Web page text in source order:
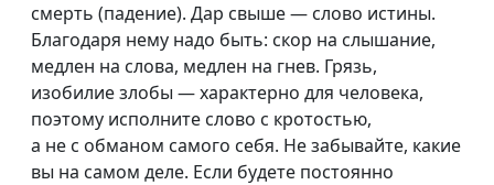
смерть (падение). Дар свыше — слово истины.
Благодаря нему надо быть: скор на слышание,
медлен на слова, медлен на гнев. Грязь,
изобилие злобы — характерно для человека,
поэтому исполните слово с кротостью,
а не с обманом самого себя. Не забывайте, какие
вы на самом деле. Если будете постоянно